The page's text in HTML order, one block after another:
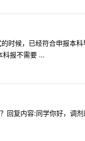
候，已经符合申报本科
科报不需要 ...
复内容:同学你好，调